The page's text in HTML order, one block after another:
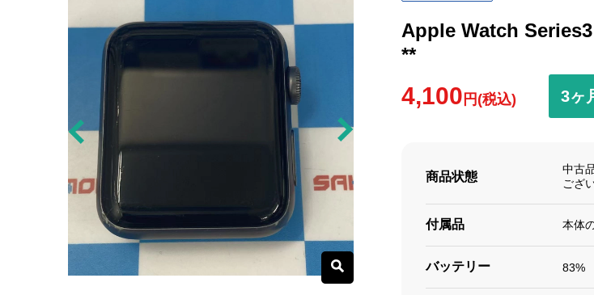
Apple Watch
**
4,100 円(税込) 3ヶ
商品状態
中古
ござ
付属品 本体
バッテリー 83%